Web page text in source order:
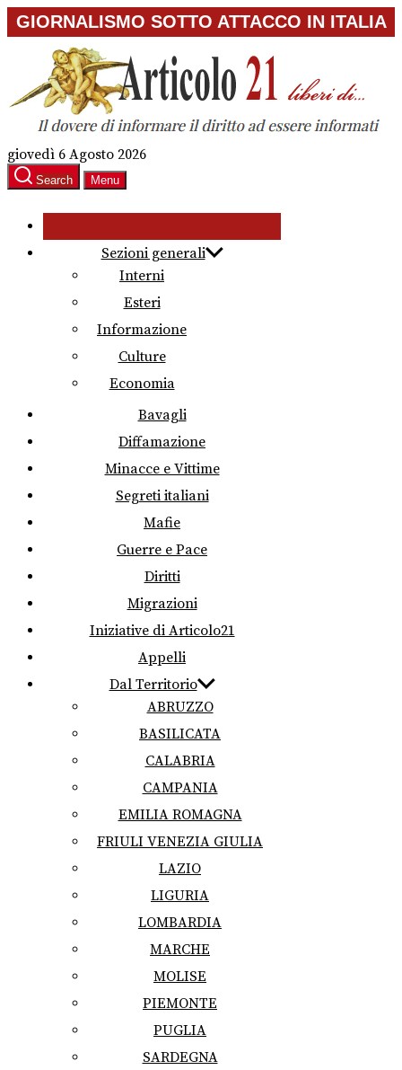
Skip
to
content
GIORNALISMO SOTTO ATTACCO IN ITALIA
giovedì 6 Agosto 2026
Search Menu
Sezioni generali
Interni
Esteri
Informazione
Culture
Economia
Bavagli
Diffamazione
Minacce e Vittime
Segreti italiani
Mafie
Guerre e Pace
Diritti
Migrazioni
Iniziative di Articolo21
Appelli
Dal Territorio
ABRUZZO
BASILICATA
CALABRIA
CAMPANIA
EMILIA ROMAGNA
FRIULI VENEZIA GIULIA
LAZIO
LIGURIA
LOMBARDIA
MARCHE
MOLISE
PIEMONTE
PUGLIA
SARDEGNA